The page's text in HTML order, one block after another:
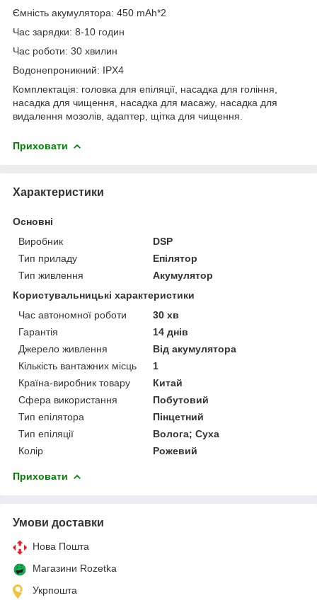
Ємність акумулятора: 450 mAh*2
Час зарядки: 8-10 годин
Час роботи: 30 хвилин
Водонепроникний: IPX4
Комплектація: головка для епіляції, насадка для гоління,
насадка для чищення, насадка для масажу, насадка для
видалення мозолів, адаптер, щітка для чищення.
Приховати
Характеристики
Основні
Виробник
DSP
Тип приладу
Епілятор
Тип живлення
Акумулятор
Користувальницькі характеристики
Час автономної роботи
30 хв
Гарантія
14 днів
Джерело живлення
Від акумулятора
Кількість вантажних місць
1
Країна-виробник товару
Китай
Сфера використання
Побутовий
Тип епілятора
Пінцетний
Тип епіляції
Волога; Суха
Колір
Рожевий
Приховати
Умови доставки
Нова Пошта
Магазини Rozetka
Укрпошта